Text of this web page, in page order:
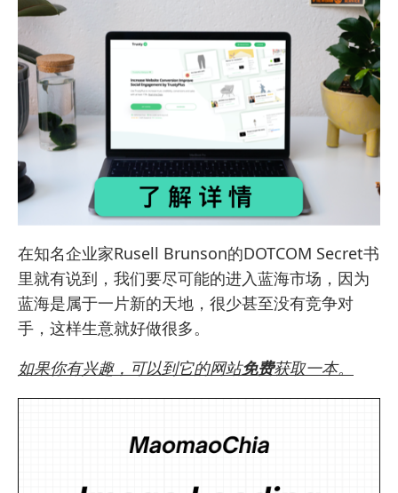
在知名企业家Rusell Brunson的DOTCOM Secret书
里就有说到，我们要尽可能的进入蓝海市场，因为
蓝海是属于一片新的天地，很少甚至没有竞争对
手，这样生意就好做很多。
如果你有兴趣，可以到它的网站免费获取一本。